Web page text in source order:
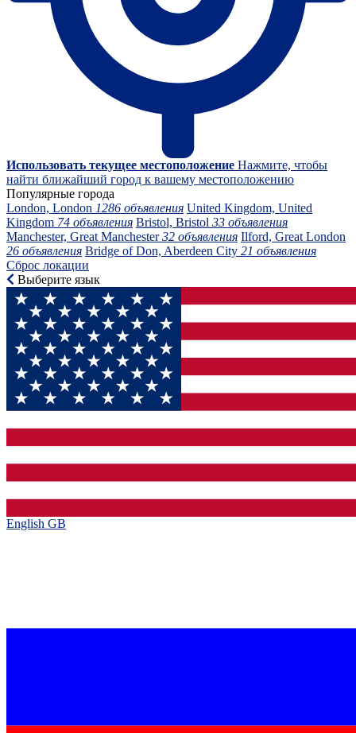
Использовать текущее местоположение Нажмите, чтобы
найти ближайший город к вашему местоположению
Популярные города
London, London 1286 объявления United Kingdom, United
Kingdom 74 объявления Bristol, Bristol 33 объявления
Manchester, Great Manchester32 объявления Ilford, Great London
26 объявления Bridge of Don, Aberdeen City 21 объявления
Сброс локации
Выберите язык
English GB‎